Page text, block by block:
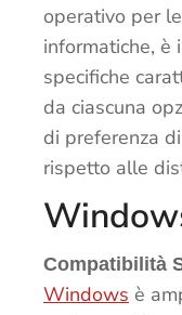
operativo per
informatiche, è
specifiche
da ciascuna
di preferenza
rispetto alle
Compatibilità
Windows è